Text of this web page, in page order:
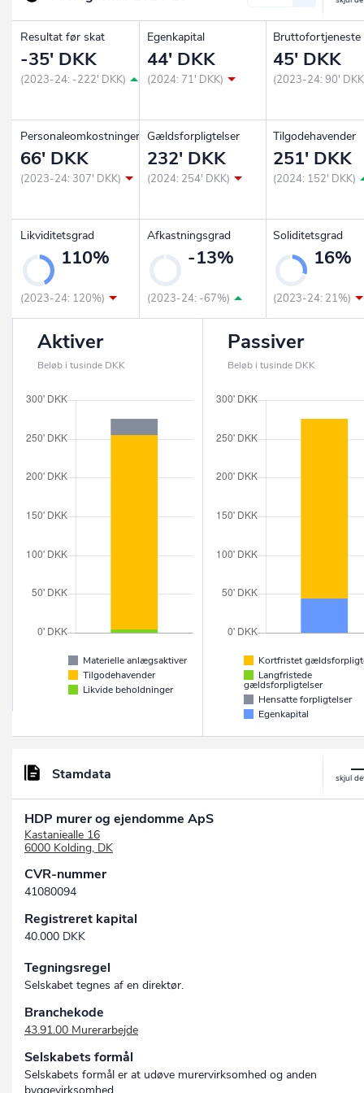
Resultat før skat
-35' DKK
(2023-24: -222' DKK)
Egenkapital
44' DKK
(2024: 71' DKK)
Bruttofortjeneste
45' DKK
(2023-24: 90'
Personaleomkostninger
66' DKK
(2023-24: 307' DKK)
Gældsforpligtelser
232' DKK
(2024: 254' DKK)
Tilgodehavender
251' DKK
(2024: 152' DKK)
Likviditetsgrad
110%
(2023-24: 120%)
Afkastningsgrad
-13%
(2023-24: -67%)
Soliditetsgrad
16%
(2023-24: 21%)
Aktiver
Beløb i tusinde DKK
Materielle anlægsaktiver
Tilgodehavender
Likvide beholdninger
Passiver
Beløb i tusinde DKK
Kortfristet
Langfristede
gældsforpligtelser
Hensatte forpligtelser
Egenkapital
Stamdata
HDP murer og ejendomme ApS
Kastaniealle 16
6000 Kolding, DK
CVR-nummer
41080094
Registreret kapital
40.000 DKK
Tegningsregel
Selskabet tegnes af en direktør.
Branchekode
43.91.00 Murerarbejde
Selskabets formål
Selskabets formål er at udøve murervirksomhed og anden